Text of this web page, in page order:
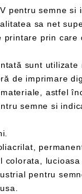
de imprimare
lucioasa